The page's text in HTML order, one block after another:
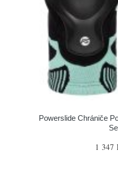
Powerslide Chrániče
1 347